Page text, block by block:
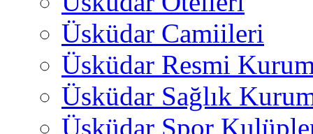
Üsküdar Camiileri
Üsküdar Resmi
Üsküdar Sağlık
Üsküdar Spor